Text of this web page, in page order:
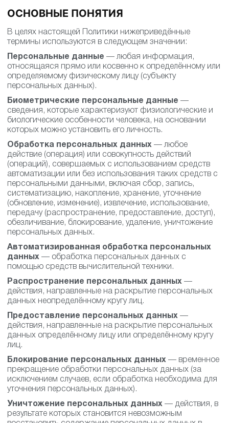
ОСНОВНЫЕ ПОНЯТИЯ
В целях настоящей Политики нижеприведённые
термины используются в следующем значении:
Персональные данные— любая информация,
относящаяся прямо или косвенно к определённому или
определяемому физическому лицу (субъекту
персональных данных).
Биометрические персональные данные —
сведения, которые характеризуют физиологические и
биологические особенности человека, на основании
которых можно установить его личность.
Обработка персональных данных— любое
действие (операция) или совокупность действий
(операций), совершаемых с использованием средств
автоматизации или без использования таких средств с
персональными данными, включая сбор, запись,
систематизацию, накопление, хранение, уточнение
(обновление, изменение), извлечение, использование,
передачу (распространение, предоставление, доступ),
обезличивание, блокирование, удаление, уничтожение
персональных данных.
Автоматизированная обработка персональных
данных— обработка персональных данных с
помощью средств вычислительной техники.
Распространение персональных данных —
действия, направленные на раскрытие персональных
данных неопределённому кругу лиц.
Предоставление персональных данных —
действия, направленные на раскрытие персональных
данных определённому лицу или определённому кругу
лиц.
Блокирование персональных данных— временное
прекращение обработки персональных данных (за
исключением случаев, если обработка необходима для
уточнения персональных данных).
Уничтожение персональных данных — действия, в
результате которых становится невозможным